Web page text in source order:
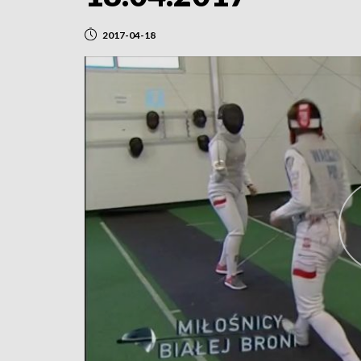
2017-04-18